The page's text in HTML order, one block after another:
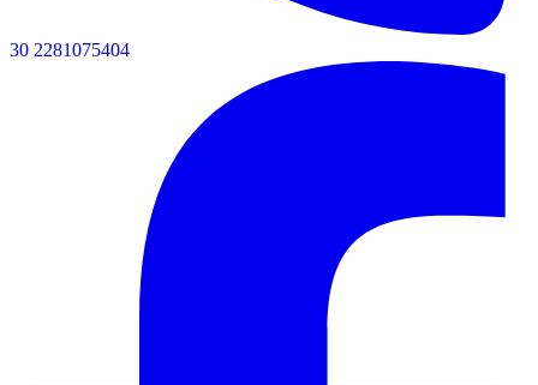
30 2281075404